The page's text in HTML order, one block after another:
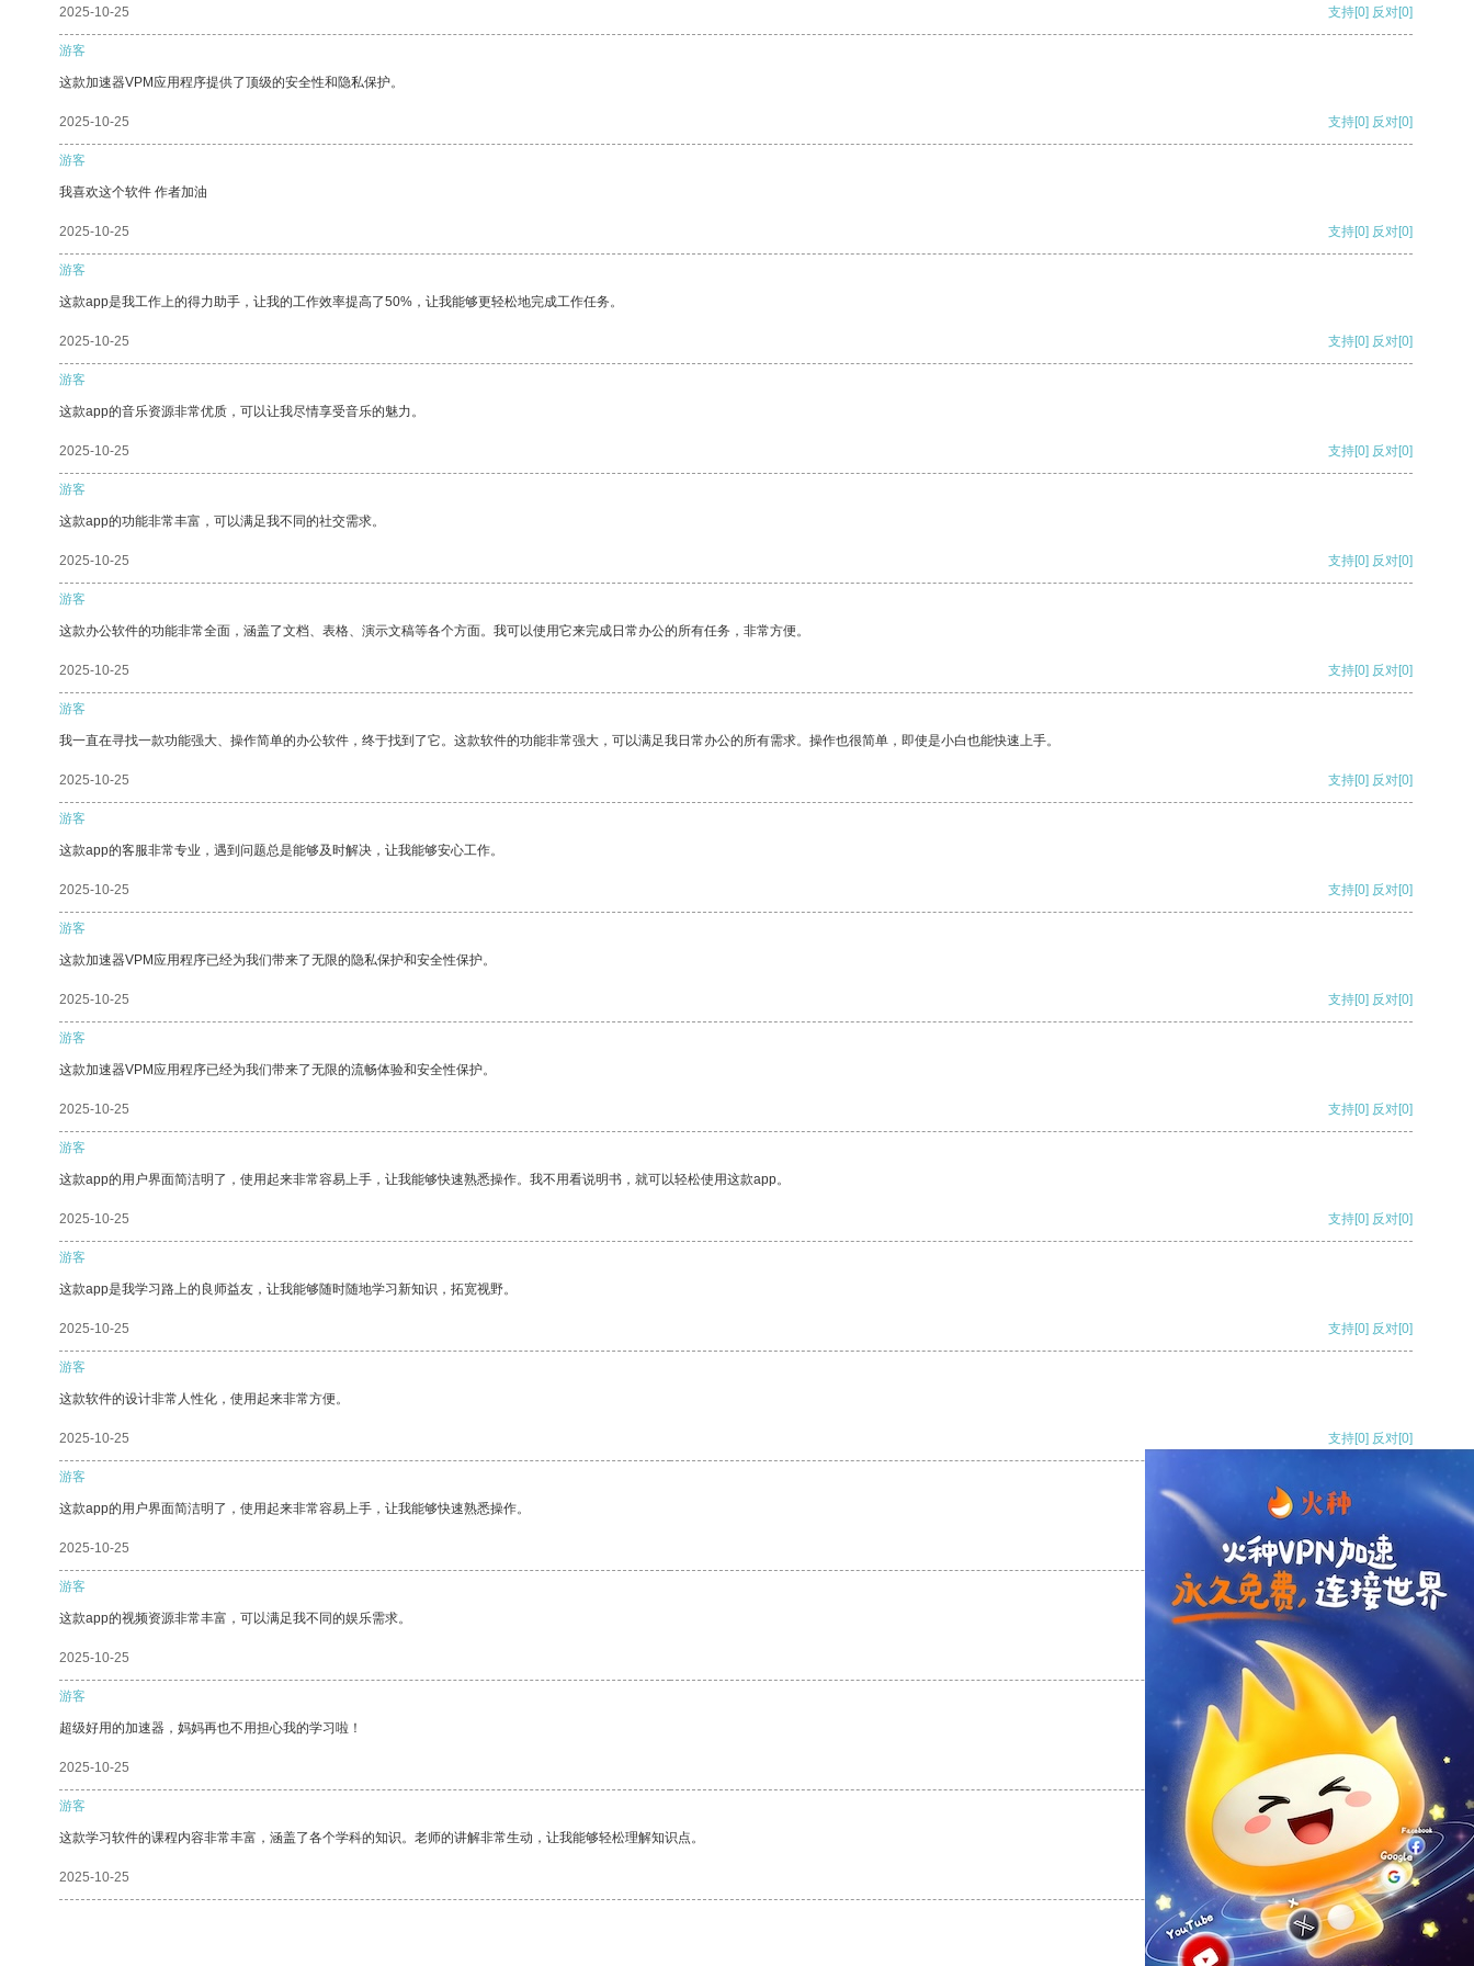
2025-10-25 支持[0] 反对[0]
游客
这款加速器VPM应用程序提供了顶级的安全性和隐私保护。
2025-10-25 支持[0] 反对[0]
游客
我喜欢这个软件 作者加油
2025-10-25 支持[0] 反对[0]
游客
这款app是我工作上的得力助手，让我的工作效率提高了50%，让我能够更轻松地完成工作任务。
2025-10-25 支持[0] 反对[0]
游客
这款app的音乐资源非常优质，可以让我尽情享受音乐的魅力。
2025-10-25 支持[0] 反对[0]
游客
这款app的功能非常丰富，可以满足我不同的社交需求。
2025-10-25 支持[0] 反对[0]
游客
这款办公软件的功能非常全面，涵盖了文档、表格、演示文稿等各个方面。我可以使用它来完成日常办公的所有任务，非常方便。
2025-10-25 支持[0] 反对[0]
游客
我一直在寻找一款功能强大、操作简单的办公软件，终于找到了它。这款软件的功能非常强大，可以满足我日常办公的所有需求。操作也很简单，即使是小白也能快速上手。
2025-10-25 支持[0] 反对[0]
游客
这款app的客服非常专业，遇到问题总是能够及时解决，让我能够安心工作。
2025-10-25 支持[0] 反对[0]
游客
这款加速器VPM应用程序已经为我们带来了无限的隐私保护和安全性保护。
2025-10-25 支持[0] 反对[0]
游客
这款加速器VPM应用程序已经为我们带来了无限的流畅体验和安全性保护。
2025-10-25 支持[0] 反对[0]
游客
这款app的用户界面简洁明了，使用起来非常容易上手，让我能够快速熟悉操作。我不用看说明书，就可以轻松使用这款app。
2025-10-25 支持[0] 反对[0]
游客
这款app是我学习路上的良师益友，让我能够随时随地学习新知识，拓宽视野。
2025-10-25 支持[0] 反对[0]
游客
这款软件的设计非常人性化，使用起来非常方便。
2025-10-25 支持[0] 反对[0]
游客
这款app的用户界面简洁明了，使用起来非常容易上手，让我能够快速熟悉操作。
2025-10-25 支持[0] 反对
游客
这款app的视频资源非常丰富，可以满足我不同的娱乐需求。
2025-10-25 支持
游客
超级好用的加速器，妈妈再也不用担心我的学习啦！
2025-10-25 反对 [0]
游客
这款学习软件的课程内容非常丰富，涵盖了各个学科的知识。老师的讲解非常生动，让我能够轻松理解知识点。
2025-10-25 支持[0] 反对[0]